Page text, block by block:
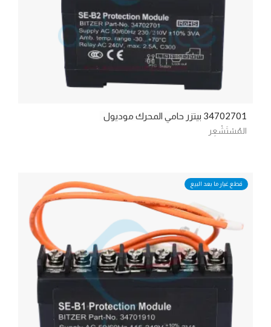
34702701 بيتزر حامي المحرك موديول
المُسْتَشْعِر
قطع غيار ما بعد البيع